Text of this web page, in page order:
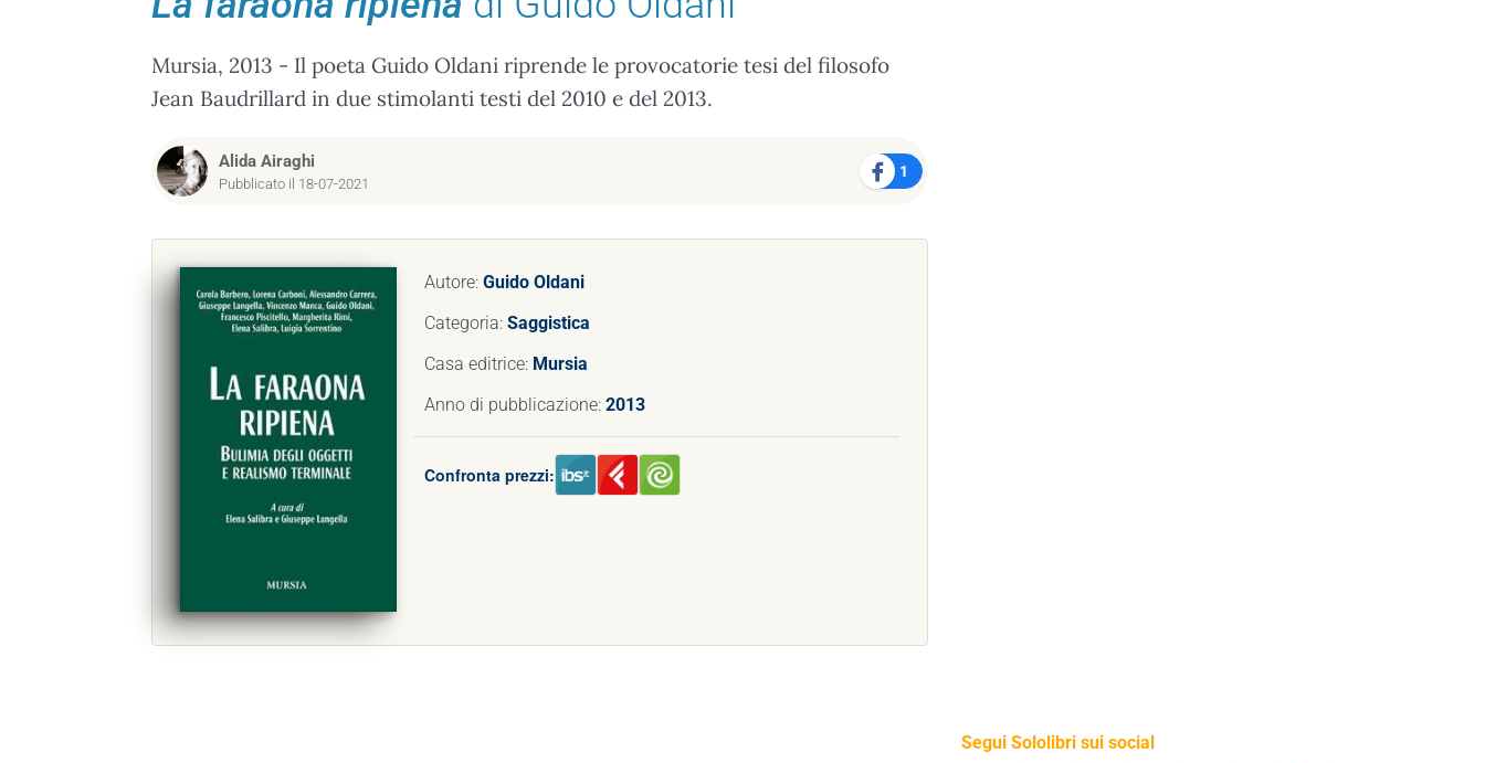
Mursia, 2013 - Il poeta Guido Oldani riprende le provocatorie tesi del filosofo
Jean Baudrillard in due stimolanti testi del 2010 e del 2013.
Alida Airaghi
Pubblicato il 18-07-2021
1
Autore: Guido Oldani
Categoria: Saggistica
Casa editrice: Mursia
Anno di pubblicazione: 2013
Confronta prezzi:
Segui Sololibri sui social